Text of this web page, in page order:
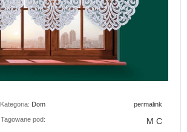
Kategoria: Dom permalink
Tagowane pod: M C